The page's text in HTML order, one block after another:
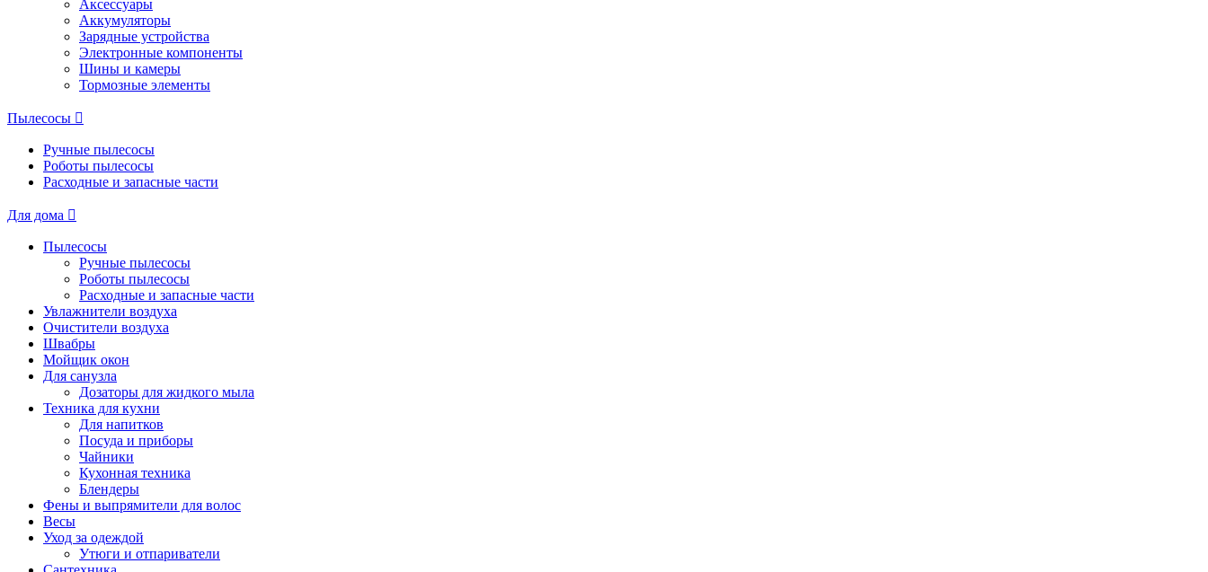
Аксессуары
Аккумуляторы
Зарядные устройства
Электронные компоненты
Шины и камеры
Тормозные элементы
Пылесосы
Ручные пылесосы
Роботы пылесосы
Расходные и запасные части
Для дома
Пылесосы
Ручные пылесосы
Роботы пылесосы
Расходные и запасные части
Увлажнители воздуха
Очистители воздуха
Швабры
Мойщик окон
Для санузла
Дозаторы для жидкого мыла
Техника для кухни
Для напитков
Посуда и приборы
Чайники
Кухонная техника
Блендеры
Фены и выпрямители для волос
Весы
Уход за одеждой
Утюги и отпариватели